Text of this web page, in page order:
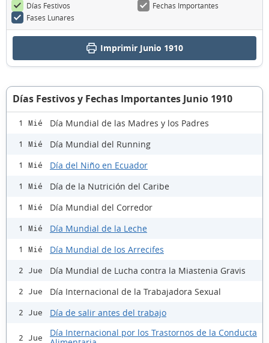
Días Festivos
Fechas Importantes
Fases Lunares
Imprimir Junio 1910
Días Festivos y Fechas Importantes Junio 1910
1 Mié Día Mundial de las Madres y los Padres
1 Mié Día Mundial del Running
1 Mié Día del Niño en Ecuador
1 Mié Día de la Nutrición del Caribe
1 Mié Día Mundial del Corredor
1 Mié Día Mundial de la Leche
1 Mié Día Mundial de los Arrecifes
2 Jue Día Mundial de Lucha contra la Miastenia Gravis
2 Jue Día Internacional de la Trabajadora Sexual
2 Jue Día de salir antes del trabajo
2 Jue
Día Internacional por los Trastornos de la Conducta